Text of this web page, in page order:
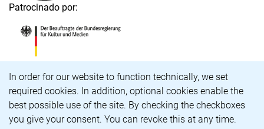
In order for our website to function technically, we set
required cookies. In addition, optional cookies enable the
best possible use of the site. By checking the checkboxes
you give your consent. You can revoke this at any time.
Patrocinado por:
Carrera profesional
Accesibilidad
Aviso legal y política de privacidad